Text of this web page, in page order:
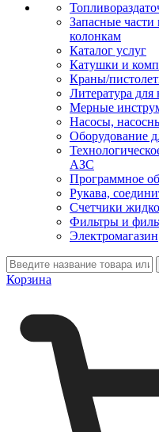
Запасные
колонкам
Каталог услуг
Катушки и
Краны/
Литература для
Мерные
Насосы,
Оборудование
АЗС
Программное
Рукава,
Счетчики
Фильтры и
Электромагазин
Корзина